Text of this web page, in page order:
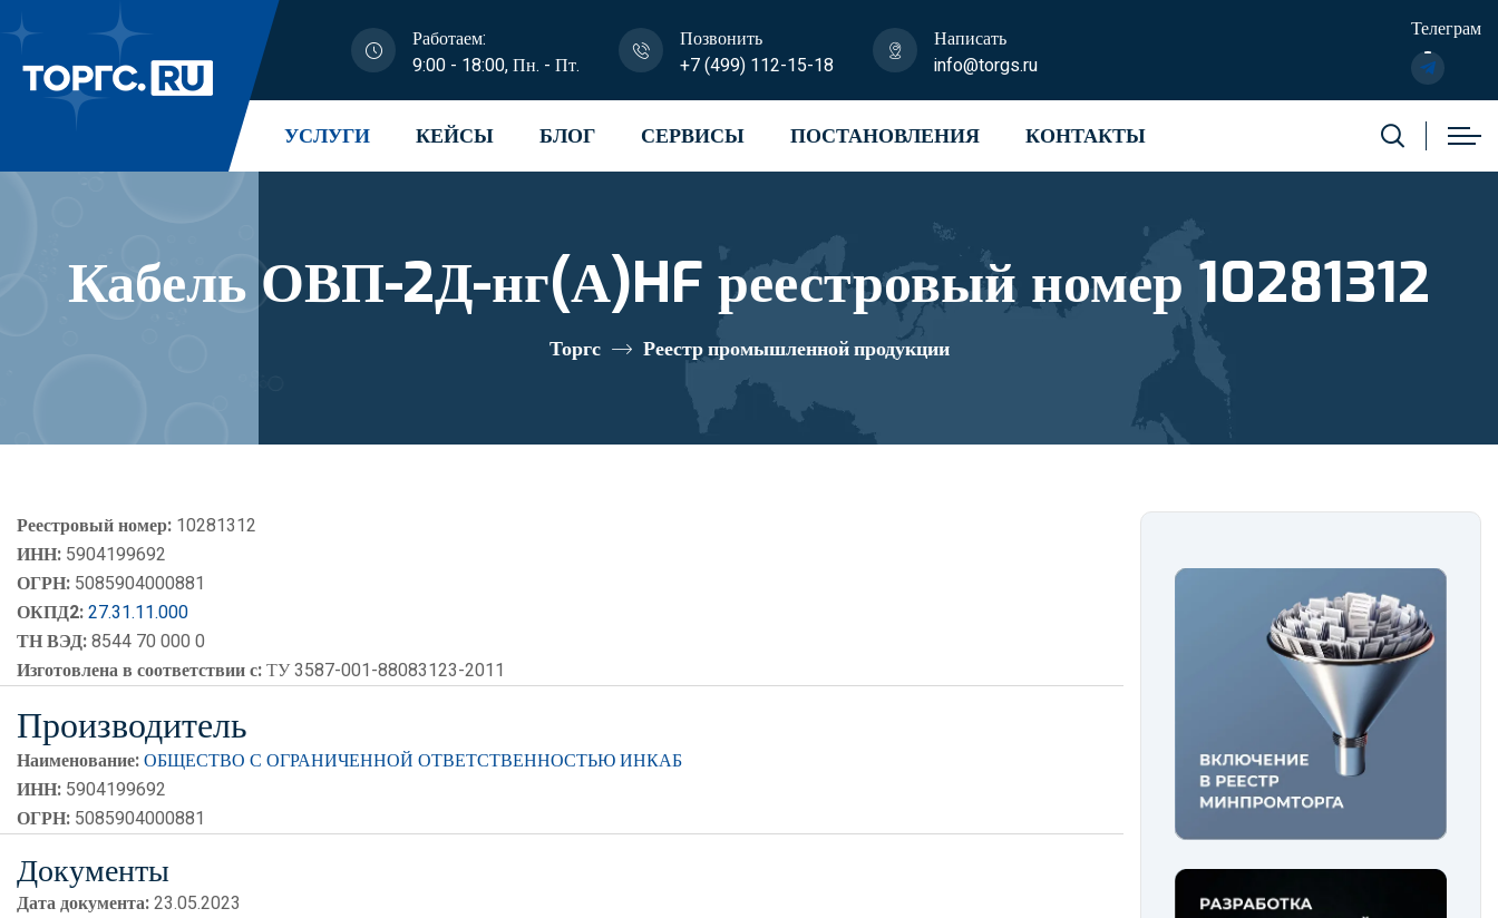
Работаем:
9:00 - 18:00, Пн. - Пт.
Позвонить
+7 (499) 112-15-18
Написать
info@torgs.ru
Телеграм
УСЛУГИ КЕЙСЫ БЛОГ СЕРВИСЫ ПОСТАНОВЛЕНИЯ КОНТАКТЫ
Кабель ОВП-2Д-нг(А)HF реестровый номер 10281312
Торгс Реестр промышленной продукции
Реестровый номер: 10281312
ИНН: 5904199692
ОГРН: 5085904000881
ОКПД2:27.31.11.000
ТН ВЭД:8544 70 000 0
Изготовлена в соответствии с:ТУ 3587-001-88083123-2011
Производитель
Наименование:ОБЩЕСТВО С ОГРАНИЧЕННОЙ ОТВЕТСТВЕННОСТЬЮ ИНКАБ
ИНН: 5904199692
ОГРН: 5085904000881
Документы
Дата документа:23.05.2023